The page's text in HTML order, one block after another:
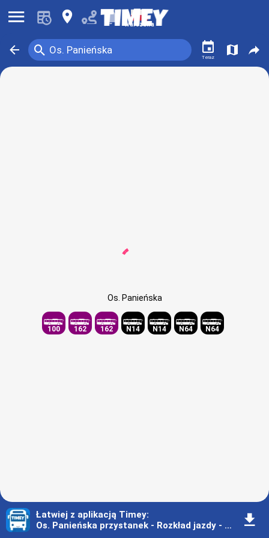
󰍜 󰍎 󰂚 Warszawa
󰁍 Os. Panieńska
󰍉 󰃭
Teraz
󰍍 󰒖
Os. Panieńska
100 162 162 N14 N14 N64 N64
Łatwiej z aplikacją Timey:
Os. Panieńska przystanek - Rozkład jazdy - Warszawa
󰇚